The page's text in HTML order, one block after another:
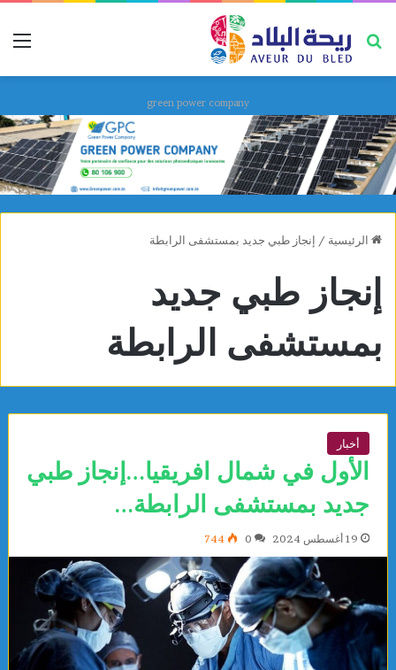
بحث عن
green power company
الرئيسية / إنجاز طبي جديد بمستشفى الرابطة
إنجاز طبي جديد
بمستشفى الرابطة
أخبار
الأول في شمال افريقيا…إنجاز طبي
جديد بمستشفى الرابطة…
19 أغسطس 2024 0
744